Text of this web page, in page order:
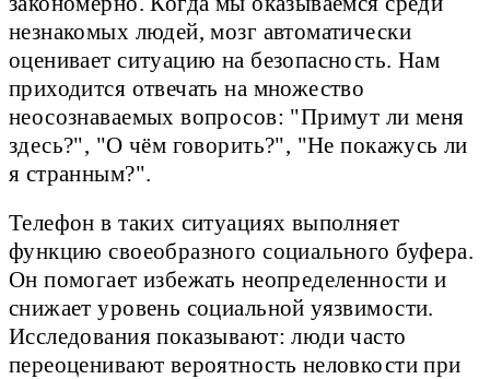
незнакомых людей, мозг автоматически
оценивает ситуацию на безопасность. Нам
приходится отвечать на множество
неосознаваемых вопросов: "Примут ли меня
здесь?", "О чём говорить?", "Не покажусь ли
я странным?".
Телефон в таких ситуациях выполняет
функцию своеобразного социального буфера.
Он помогает избежать неопределенности и
снижает уровень социальной уязвимости.
Исследования показывают: люди часто
переоценивают вероятность неловкости при